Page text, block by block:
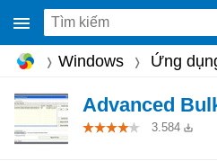
Windows Ứng
Advanced
3.584